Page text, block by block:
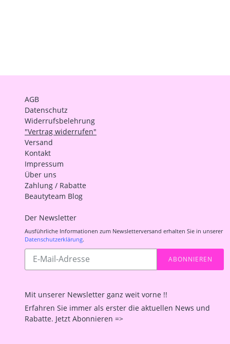
AGB
Datenschutz
Widerrufsbelehrung
"Vertrag widerrufen"
Versand
Kontakt
Impressum
Über uns
Zahlung / Rabatte
Beautyteam Blog
Der Newsletter
Ausführliche Informationen zum Newsletterversand erhalten Sie in unserer
Datenschutzerklärung.
Abonnieren
unsere
ABONNIEREN
Mit unserer Newsletter ganz weit vorne !!
Erfahren Sie immer als erster die aktuellen News und
Rabatte. Jetzt Abonnieren =>